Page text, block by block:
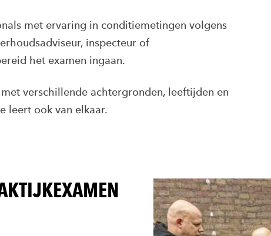
met ervaring in conditiemetingen volgens
inspecteur of
het examen ingaan.
verschillende achtergronden, leeftijden en
leert ook van elkaar.